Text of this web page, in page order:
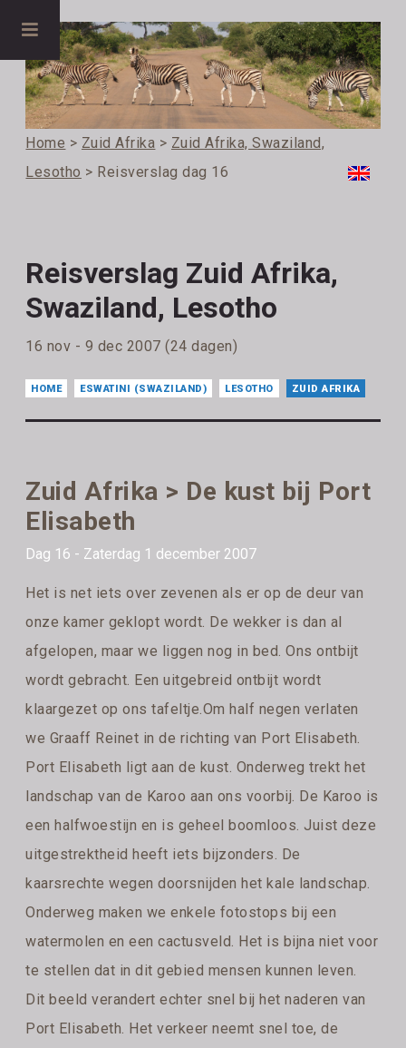
Home > Zuid Afrika > Zuid Afrika, Swaziland,
Lesotho > Reisverslag dag 16
Reisverslag Zuid Afrika,
Swaziland, Lesotho
16 nov - 9 dec 2007 (24 dagen)
HOME ESWATINI (SWAZILAND) LESOTHO ZUID AFRIKA
Zuid Afrika > De kust bij Port
Elisabeth
Dag 16 - Zaterdag 1 december 2007
Het is net iets over zevenen als er op de deur van
onze kamer geklopt wordt. De wekker is dan al
afgelopen, maar we liggen nog in bed. Ons ontbijt
wordt gebracht. Een uitgebreid ontbijt wordt
klaargezet op ons tafeltje.Om half negen verlaten
we Graaff Reinet in de richting van Port Elisabeth.
Port Elisabeth ligt aan de kust. Onderweg trekt het
landschap van de Karoo aan ons voorbij. De Karoo is
een halfwoestijn en is geheel boomloos. Juist deze
uitgestrektheid heeft iets bijzonders. De
kaarsrechte wegen doorsnijden het kale landschap.
Onderweg maken we enkele fotostops bij een
watermolen en een cactusveld. Het is bijna niet voor
te stellen dat in dit gebied mensen kunnen leven.
Dit beeld verandert echter snel bij het naderen van
Port Elisabeth. Het verkeer neemt snel toe, de